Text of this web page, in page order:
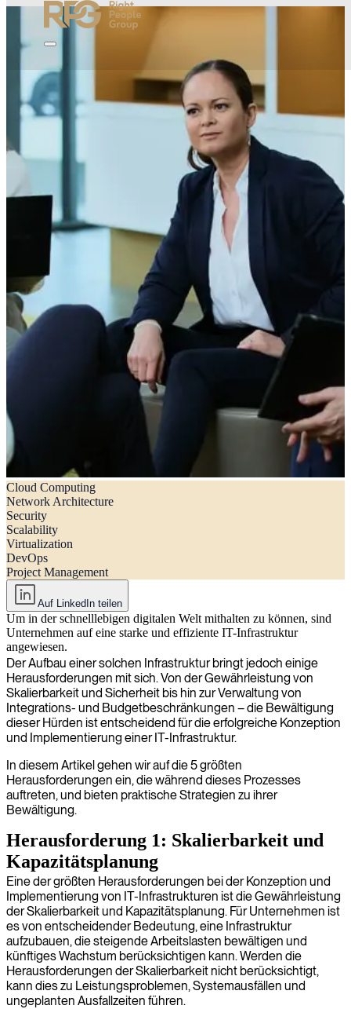
Die 5 größten Herausforderungen bei der Entwicklung und
Implementierung von IT-Infrastrukturen (und wie man sie bewältigt)
Cloud Computing
Network Architecture
Security
Scalability
Virtualization
DevOps
Project Management
Auf LinkedIn teilen
Um in der schnelllebigen digitalen Welt mithalten zu können, sind
Unternehmen auf eine starke und effiziente IT-Infrastruktur
angewiesen.
Der Aufbau einer solchen Infrastruktur bringt jedoch einige
Herausforderungen mit sich. Von der Gewährleistung von
Skalierbarkeit und Sicherheit bis hin zur Verwaltung von
Integrations- und Budgetbeschränkungen – die Bewältigung
dieser Hürden ist entscheidend für die erfolgreiche Konzeption
und Implementierung einer IT-Infrastruktur.
In diesem Artikel gehen wir auf die 5 größten
Herausforderungen ein, die während dieses Prozesses
auftreten, und bieten praktische Strategien zu ihrer
Bewältigung.
Herausforderung 1: Skalierbarkeit und
Kapazitätsplanung
Eine der größten Herausforderungen bei der Konzeption und
Implementierung von IT-Infrastrukturen ist die Gewährleistung
der Skalierbarkeit und Kapazitätsplanung. Für Unternehmen ist
es von entscheidender Bedeutung, eine Infrastruktur
aufzubauen, die steigende Arbeitslasten bewältigen und
künftiges Wachstum berücksichtigen kann. Werden die
Herausforderungen der Skalierbarkeit nicht berücksichtigt,
kann dies zu Leistungsproblemen, Systemausfällen und
ungeplanten Ausfallzeiten führen.